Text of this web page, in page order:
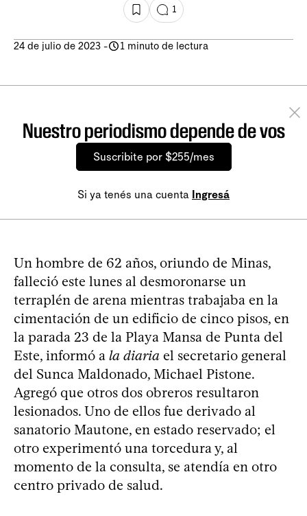
1
24 de julio de 2023 - 1 minuto de lectura
Nuestro periodismo depende de vos
Suscribite por $255/mes
Si ya tenés una cuenta Ingresá
Un hombre de 62 años, oriundo de Minas,
falleció este lunes al desmoronarse un
terraplén de arena mientras trabajaba en la
cimentación de un edificio de cinco pisos, en
la parada 23 de la Playa Mansa de Punta del
Este, informó a la diaria el secretario general
del Sunca Maldonado, Michael Pistone.
Agregó que otros dos obreros resultaron
lesionados. Uno de ellos fue derivado al
sanatorio Mautone, en estado reservado; el
otro experimentó una torcedura y, al
momento de la consulta, se atendía en otro
centro privado de salud.